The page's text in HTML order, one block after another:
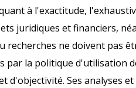
à l'exactitude,
juridiques et financiers,
ne doivent pas
la politique d'utilisation
Ses analyses